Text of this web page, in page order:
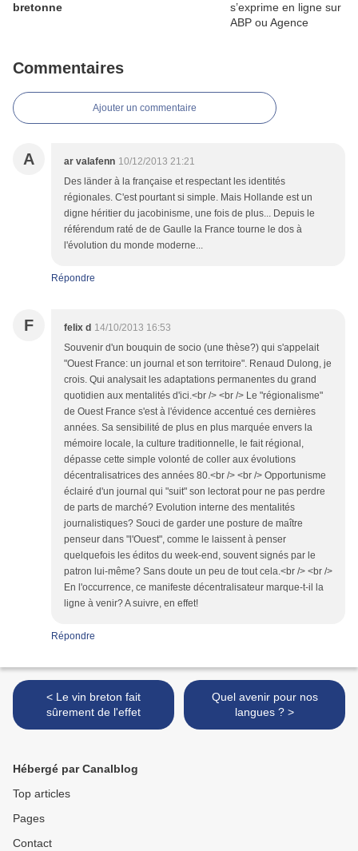
bretonne
Commentaires
Ajouter un commentaire
A ar valafenn 10/12/2013 21:21
Des länder à la française et respectant les identités
régionales. C'est pourtant si simple. Mais Hollande est un
digne héritier du jacobinisme, une fois de plus... Depuis le
référendum raté de de Gaulle la France tourne le dos à
l'évolution du monde moderne...
Répondre
F felix d 14/10/2013 16:53
Souvenir d'un bouquin de socio (une thèse?) qui s'appelait
"Ouest France: un journal et son territoire". Renaud Dulong, je
crois. Qui analysait les adaptations permanentes du grand
quotidien aux mentalités d'ici.<br /> <br /> Le "régionalisme"
de Ouest France s'est à l'évidence accentué ces dernières
années. Sa sensibilité de plus en plus marquée envers la
mémoire locale, la culture traditionnelle, le fait régional,
dépasse cette simple volonté de coller aux évolutions
décentralisatrices des années 80.<br /> <br /> Opportunisme
éclairé d'un journal qui "suit" son lectorat pour ne pas perdre
de parts de marché? Evolution interne des mentalités
journalistiques? Souci de garder une posture de maître
penseur dans "l'Ouest", comme le laissent à penser
quelquefois les éditos du week-end, souvent signés par le
patron lui-même? Sans doute un peu de tout cela.<br /> <br />
En l'occurrence, ce manifeste décentralisateur marque-t-il la
ligne à venir? A suivre, en effet!
Répondre
< Le vin breton fait
sûrement de l'effet
Quel avenir pour nos
langues ? >
Hébergé par Canalblog
Top articles
Pages
Contact